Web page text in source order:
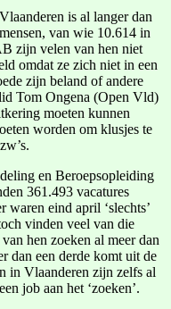
is al langer dan
van wie 10.614 in
zijn velen van hen niet
omdat ze zich niet in een
zijn beland of andere
Tom Ongena (Open Vld)
moeten kunnen
worden om klusjes te
en Beroepsopleiding
361.493 vacatures
waren eind april ‘slechts’
vinden veel van die
hen zoeken al meer dan
dan een derde komt uit de
in Vlaanderen zijn zelfs al
job aan het ‘zoeken’.